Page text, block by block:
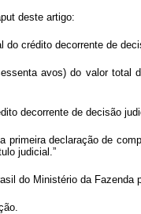
deste artigo:
do crédito decorrente de
avos) do valor
decorrente de decisão
declaração de
judicial.”
do Ministério da Fazenda